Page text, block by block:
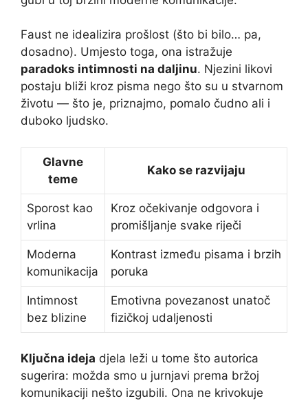
Faust ne idealizira prošlost (što bi bilo… pa,
dosadno). Umjesto toga, ona istražuje
paradoks intimnosti na daljinu. Njezini likovi
postaju bliži kroz pisma nego što su u stvarnom
životu — što je, priznajmo, pomalo čudno ali i
duboko ljudsko.
Glavne
teme
Kako se razvijaju
Sporost kao
vrlina
Kroz očekivanje odgovora i
promišljanje svake riječi
Moderna
komunikacija
Kontrast između pisama i brzih
poruka
Intimnost
bez blizine
Emotivna povezanost unatoč
fizičkoj udaljenosti
Ključna ideja djela leži u tome što autorica
sugerira: možda smo u jurnjavi prema bržoj
komunikaciji nešto izgubili. Ona ne krivokuje